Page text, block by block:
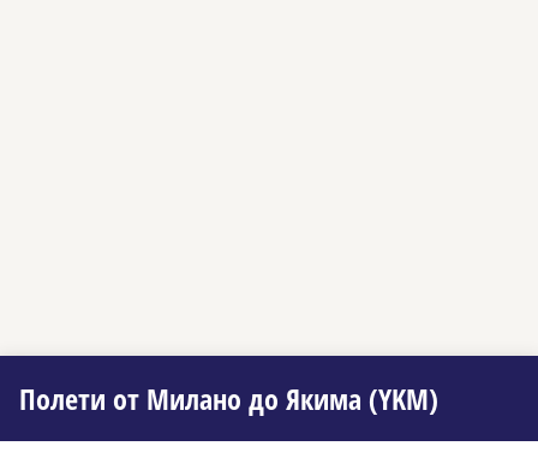
Полети от Миланo до Якима (YKM)